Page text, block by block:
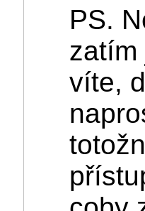
PS.
zatím
víte,